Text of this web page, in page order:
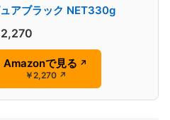
アブラック NET330g
2,270
Amazonで見る ↗
￥2,270 ↗